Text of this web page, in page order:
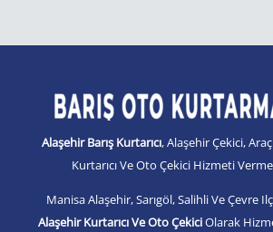
Alaşehir Barış Kurtarıcı, Alaşehir Çekici,
Kurtarıcı Ve Oto Çekici Hizmeti
Manisa Alaşehir, Sarıgöl, Salihli Ve Çevre
Alaşehir Kurtarıcı Ve Oto ÇekiciOlarak